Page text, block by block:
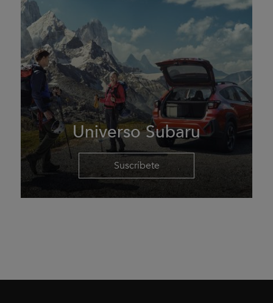
Universo Subaru
Suscríbete